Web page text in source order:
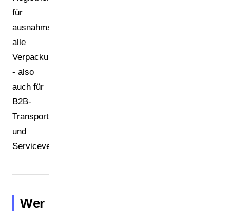
für
ausnahmslos
alle
Verpackungsarten
- also
auch für
B2B-
Transportverpackungen
und
Serviceverpackungen.
Wer